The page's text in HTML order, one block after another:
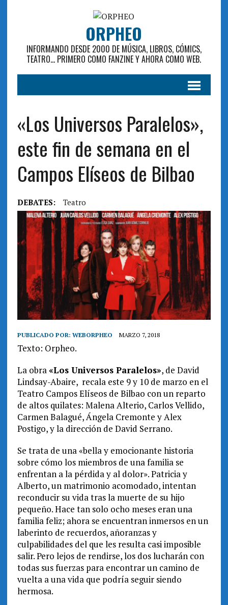
ORPHEO
INFORMANDO DESDE 2000 DE MÚSICA, LIBROS, CÓMICS,
TEATRO... PRIMERO COMO FANZINE Y AHORA COMO WEB.
«Los Universos Paralelos»,
este fin de semana en el
Campos Elíseos de Bilbao
DEBATES: Teatro
PUBLICADO POR: WEBORPHEO MARZO 7, 2018
Texto: Orpheo.
La obra«Los Universos Paralelos», de David
Lindsay-Abaire, recala este 9 y 10 de marzo en el
Teatro Campos Elíseos de Bilbao con un reparto
de altos quilates: Malena Alterio, Carlos Vellido,
Carmen Balagué, Ángela Cremonte y Alex
Postigo, y la dirección de David Serrano.
Se trata de una «bella y emocionante historia
sobre cómo los miembros de una familia se
enfrentan a la pérdida y al dolor». Patricia y
Alberto, un matrimonio acomodado, intentan
reconducir su vida tras la muerte de su hijo
pequeño. Hace tan solo ocho meses eran una
familia feliz; ahora se encuentran inmersos en un
laberinto de recuerdos, añoranzas y
culpabilidades del que les resulta casi imposible
salir. Pero lejos de rendirse, los dos lucharán con
todas sus fuerzas para encontrar un camino de
vuelta a una vida que podría seguir siendo
hermosa.